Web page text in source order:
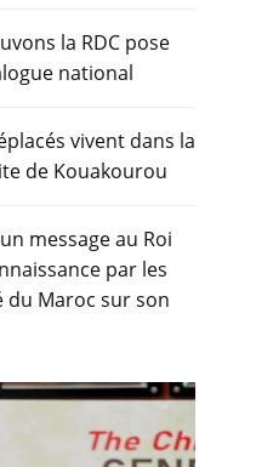
la RDC pose
national
vivent dans la
de Kouakourou
message au Roi
par les
du Maroc sur son